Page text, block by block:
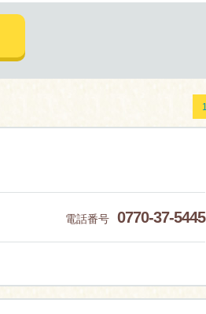
1
電話番号 0770-37-5445